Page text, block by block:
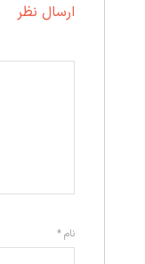
ارسال نظر
نام*